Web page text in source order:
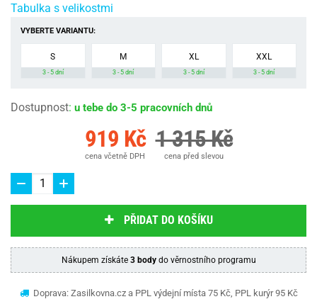
Tabulka s velikostmi
VYBERTE VARIANTU:
S
3 - 5 dní
M
3 - 5 dní
XL
3 - 5 dní
XXL
3 - 5 dní
Dostupnost: u tebe do 3-5 pracovních dnů
919 Kč
cena včetně DPH
1 315 Kč
cena před slevou
PŘIDAT DO KOŠÍKU
Nákupem získáte 3 bodydo věrnostního programu
Doprava: Zasilkovna.cz a PPL výdejní místa 75 Kč, PPL kurýr 95 Kč